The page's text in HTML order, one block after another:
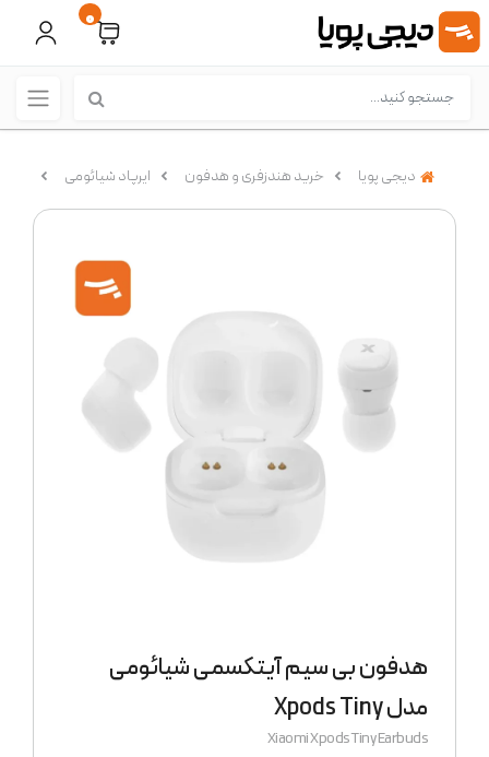
0
دیجی پویا خرید هندزفری و هدفون ایرپاد شیائومی
هدفون بی سیم آیتکسمی شیائومی
مدل Xpods Tiny
Xiaomi Xpods Tiny Earbuds